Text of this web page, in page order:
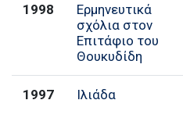
1998
Ερμηνευτικά
σχόλια στον
Επιτάφιο του
Θουκυδίδη
1997 Ιλιάδα